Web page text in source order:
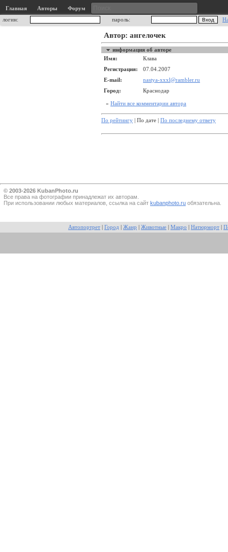
Главная Авторы
Форум
логин:
пароль:
Автор: ангелочек
информация об авторе
Имя:
Клава
Регистрация:
07.04.2007
E-mail:
nastya-xxxl@rambler.ru
Город:
Краснодар
» Найти все комментарии автора
По рейтингу | По дате | По последнему ответу
© 2003-2026 KubanPhoto.ru
Все прaва на фотографии принадлежат их авторам.
При использовании любых материалов, ссылка на сайт kubanphoto.ru обязательна.
Автопортрет Город Жанр Животные Макро Натюрморт